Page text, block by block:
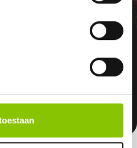
is, storten wij de
automatisch